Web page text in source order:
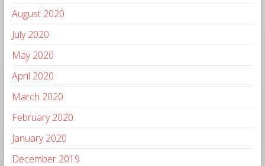
August 2020
July 2020
May 2020
April 2020
March 2020
February 2020
January 2020
December 2019